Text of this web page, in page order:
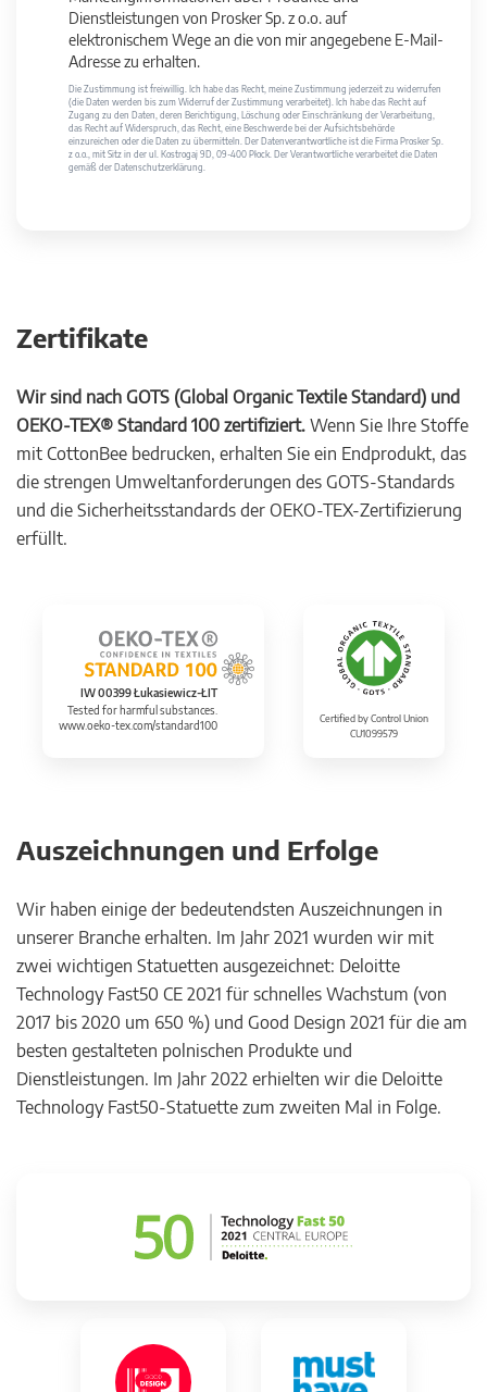
Dienstleistungen von Prosker Sp. z o.o. auf
elektronischem Wege an die von mir angegebene E-Mail-
Adresse zu erhalten.
Die Zustimmung ist freiwillig. Ich habe das Recht, meine Zustimmung jederzeit zu widerrufen
(die Daten werden bis zum Widerruf der Zustimmung verarbeitet). Ich habe das Recht auf
Zugang zu den Daten, deren Berichtigung, Löschung oder Einschränkung der Verarbeitung,
das Recht auf Widerspruch, das Recht, eine Beschwerde bei der Aufsichtsbehörde
einzureichen oder die Daten zu übermitteln. Der Datenverantwortliche ist die Firma Prosker Sp.
z o.o., mit Sitz in der ul. Kostrogaj 9D, 09-400 Płock. Der Verantwortliche verarbeitet die Daten
gemäß der Datenschutzerklärung.
Zertifikate
Wir sind nach GOTS (Global Organic Textile Standard) und
OEKO-TEX® Standard 100 zertifiziert. Wenn Sie Ihre Stoffe
mit CottonBee bedrucken, erhalten Sie ein Endprodukt, das
die strengen Umweltanforderungen des GOTS-Standards
und die Sicherheitsstandards der OEKO-TEX-Zertifizierung
erfüllt.
IW 00399 Łukasiewicz-ŁIT
Tested for harmful substances.
www.oeko-tex.com/standard100
Certified by Control Union
CU1099579
Auszeichnungen und Erfolge
Wir haben einige der bedeutendsten Auszeichnungen in
unserer Branche erhalten. Im Jahr 2021 wurden wir mit
zwei wichtigen Statuetten ausgezeichnet: Deloitte
Technology Fast50 CE 2021 für schnelles Wachstum (von
2017 bis 2020 um 650 %) und Good Design 2021 für die am
besten gestalteten polnischen Produkte und
Dienstleistungen. Im Jahr 2022 erhielten wir die Deloitte
Technology Fast50-Statuette zum zweiten Mal in Folge.